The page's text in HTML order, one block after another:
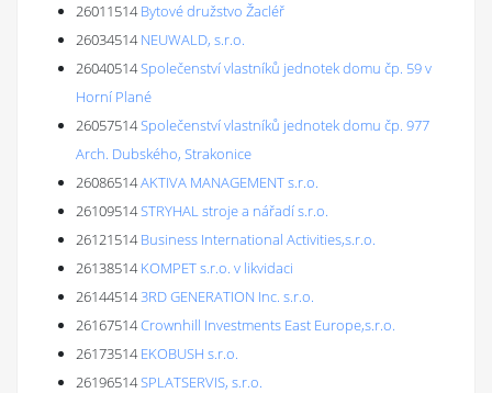
26011514 Bytové družstvo Žacléř
26034514 NEUWALD, s.r.o.
26040514Společenství vlastníků jednotek domu čp. 59 v
Horní Plané
26057514Společenství vlastníků jednotek domu čp. 977
Arch. Dubského, Strakonice
26086514AKTIVA MANAGEMENT s.r.o.
26109514STRYHAL stroje a nářadí s.r.o.
26121514 Business International Activities,s.r.o.
26138514 KOMPET s.r.o. v likvidaci
261445143RD GENERATION Inc. s.r.o.
26167514Crownhill Investments East Europe,s.r.o.
26173514 EKOBUSH s.r.o.
26196514SPLATSERVIS, s.r.o.